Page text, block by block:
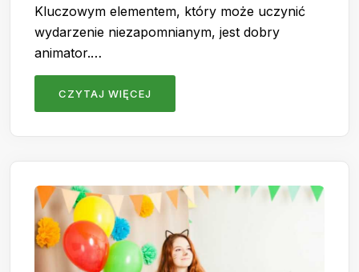
Kluczowym elementem, który może uczynić
wydarzenie niezapomnianym, jest dobry
animator.…
CZYTAJ WIĘCEJ